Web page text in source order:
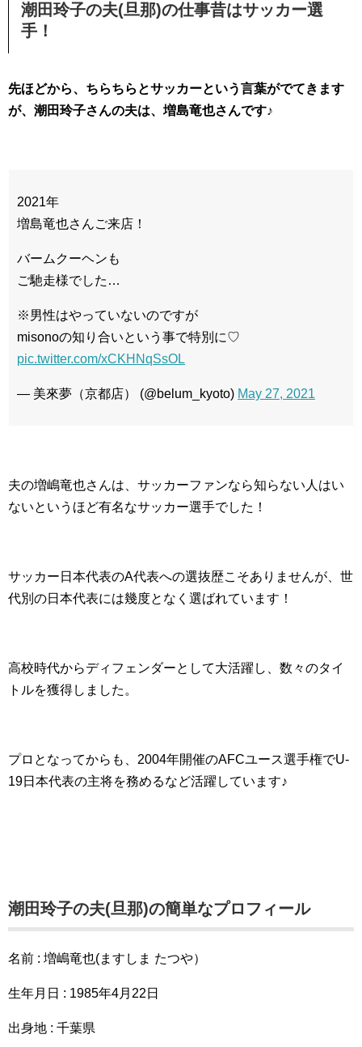
潮田玲子の夫(旦那)の仕事昔はサッカー選
手！
先ほどから、ちらちらとサッカーという言葉がでてきます
が、潮田玲子さんの夫は、増島竜也さんです♪
2021年
増島竜也さんご来店！
バームクーヘンも
ご馳走様でした…
※男性はやっていないのですが
misonoの知り合いという事で特別に♡
pic.twitter.com/xCKHNqSsOL
— 美來夢（京都店） (@belum_kyoto) May 27, 2021
夫の増嶋竜也さんは、サッカーファンなら知らない人はい
ないというほど有名なサッカー選手でした！
サッカー日本代表のA代表への選抜歴こそありませんが、世
代別の日本代表には幾度となく選ばれています！
高校時代からディフェンダーとして大活躍し、数々のタイ
トルを獲得しました。
プロとなってからも、2004年開催のAFCユース選手権でU-
19日本代表の主将を務めるなど活躍しています♪
潮田玲子の夫(旦那)の簡単なプロフィール
名前 : 増嶋竜也(ますしま たつや）
生年月日 : 1985年4月22日
出身地 : 千葉県